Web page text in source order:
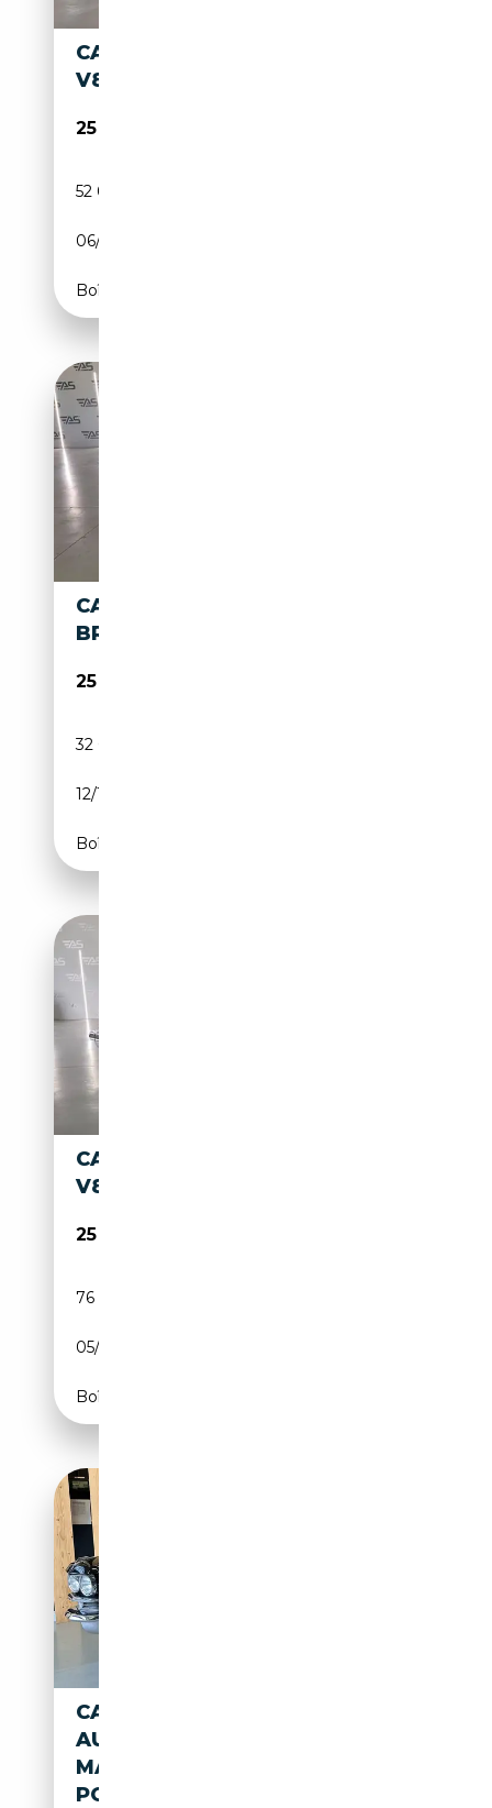
CADILLAC FLEETWOOD 7.7CC
V8 220CV 5P DEL 1969
25 000€
52 000 km
06/1969
Boîte automatique
CADILLAC FLEETWOOD
BROUGHAM
25 000€
32 000 km
12/1983
Boîte automatique
CADILLAC FLEETWOOD
V8
25 000€
76 000 km
05/1973
Boîte automatique
CADILLAC FLEETWOOD
AUTOMATICA / ASI/
MAGNIFICA/ 6.300 CC / 6
POSTI